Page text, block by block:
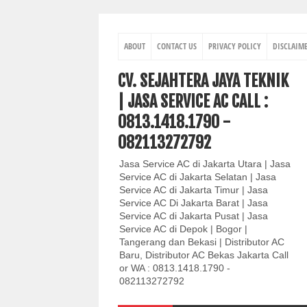
ABOUT CONTACT US PRIVACY POLICY
CV. SEJAHTERA JAYA TEKNIK
| JASA SERVICE AC CALL :
0813.1418.1790 -
082113272792
Jasa Service AC di Jakarta Utara | Jasa
Service AC di Jakarta Selatan | Jasa
Service AC di Jakarta Timur | Jasa
Service AC Di Jakarta Barat | Jasa
Service AC di Jakarta Pusat | Jasa
Service AC di Depok | Bogor |
Tangerang dan Bekasi | Distributor AC
Baru, Distributor AC Bekas Jakarta Call
or WA : 0813.1418.1790 -
082113272792